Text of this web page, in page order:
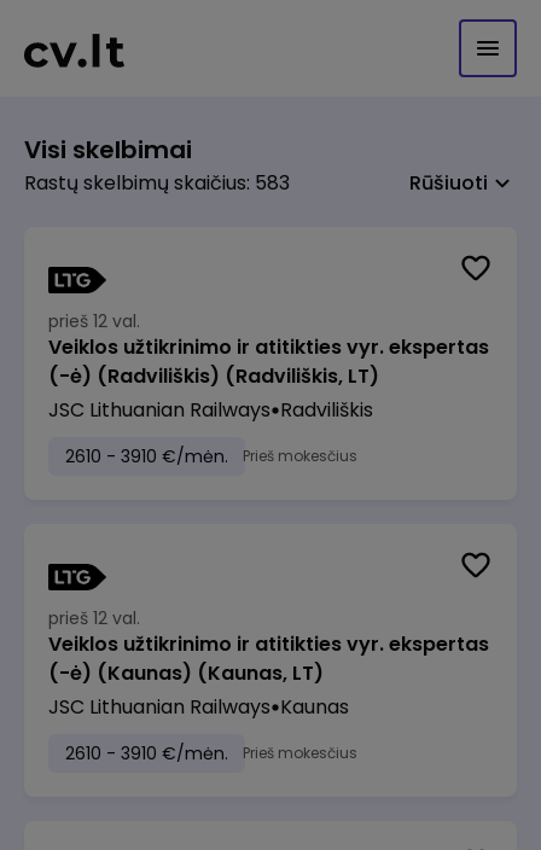
Visi skelbimai
Rastų skelbimų skaičius: 583 Rūšiuoti
prieš 12 val.
Veiklos užtikrinimo ir atitikties vyr. ekspertas
(-ė) (Radviliškis) (Radviliškis, LT)
JSC Lithuanian Railways Radviliškis
2610 - 3910 €/mėn. Prieš mokesčius
prieš 12 val.
Veiklos užtikrinimo ir atitikties vyr. ekspertas
(-ė) (Kaunas) (Kaunas, LT)
JSC Lithuanian Railways Kaunas
2610 - 3910 €/mėn. Prieš mokesčius